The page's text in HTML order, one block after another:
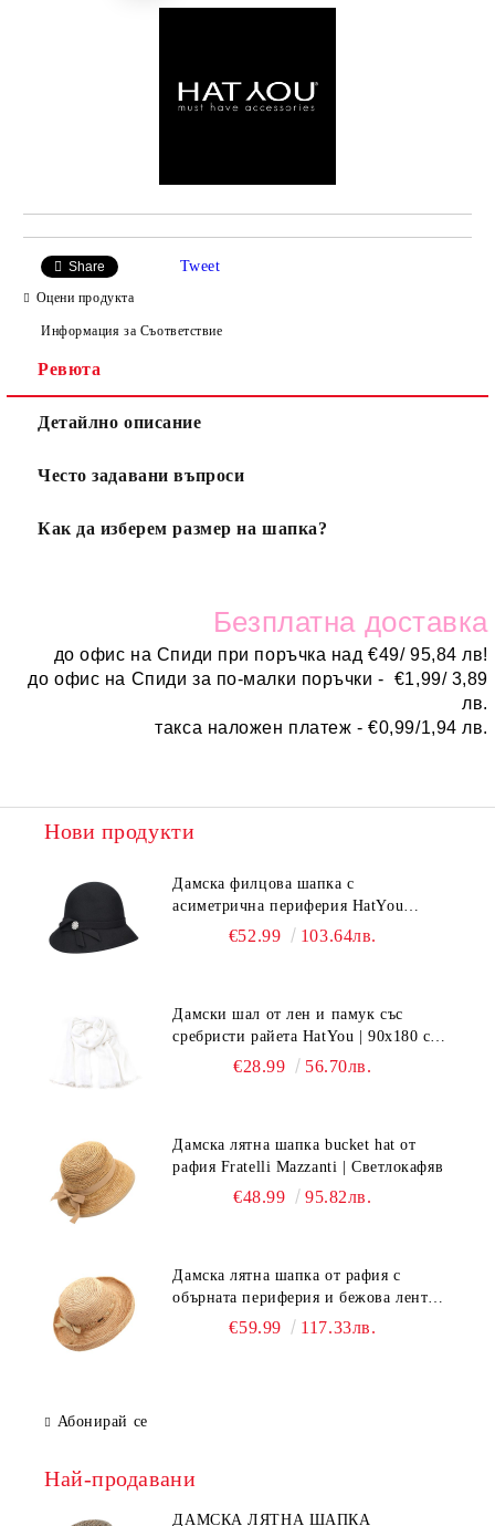
Share Tweet
Оцени продукта
Информация за Съответствие
Ревюта
Детайлно описание
Често задавани въпроси
Как да изберем размер на шапка?
Безплатна доставка
до офис на Спиди при поръчка над€49/ 95,84 лв!
до офис на Спиди за по-малки поръчки - €1,99/ 3,89
лв.
такса наложен платеж -€0,99/1,94 лв.
Нови продукти
Дамска филцова шапка с
асиметрична периферия HatYou
CF0376 | Черен
€52.99 103.64лв.
Дамски шал от лен и памук със
сребристи райета HatYou | 90x180 см |
€28.99 56.70лв.
Дамска лятна шапка bucket hat от
рафия Fratelli Mazzanti | Светлокафяв
€48.99 95.82лв.
Дамска лятна шапка от рафия с
обърната периферия и бежова лента
Fratelli Mazzanti | Натурален
€59.99 117.33лв.
Абонирай се
Най-продавани
ДАМСКА ЛЯТНА ШАПКА